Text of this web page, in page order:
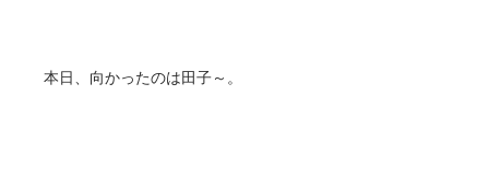
本日、向かったのは田子～。